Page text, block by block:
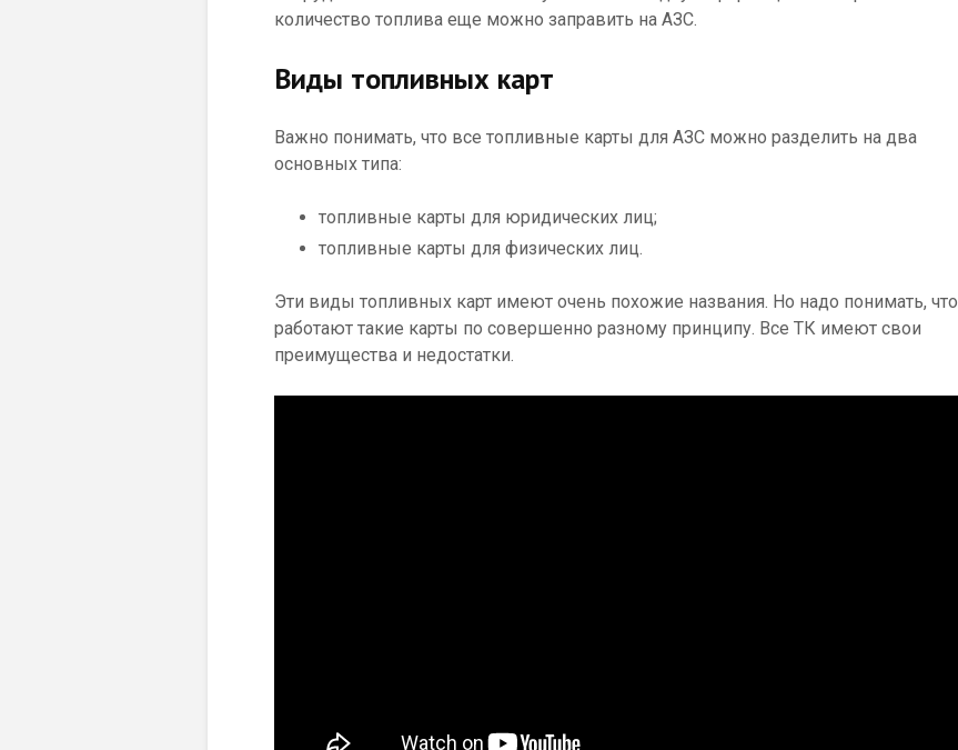
количество топлива еще можно заправить на АЗС.
Виды топливных карт
Важно понимать, что все топливные карты для АЗС можно разделить на два
основных типа:
топливные карты для юридических лиц;
топливные карты для физических лиц.
Эти виды топливных карт имеют очень похожие названия. Но надо понимать, что
работают такие карты по совершенно разному принципу. Все ТК имеют свои
преимущества и недостатки.